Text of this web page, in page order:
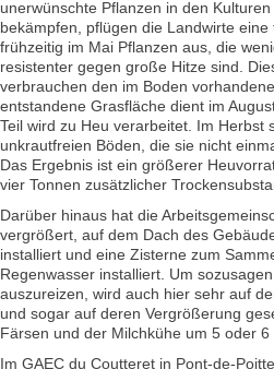
unerwünschte Pflanzen in den
bekämpfen, pflügen die Landwirte
frühzeitig im Mai Pflanzen aus, die
resistenter gegen große Hitze sind.
verbrauchen den im Boden
entstandene Grasfläche dient im
Teil wird zu Heu verarbeitet. Im Herbst
unkrautfreien Böden, die sie nicht
Das Ergebnis ist ein größerer
vier Tonnen zusätzlicher
Darüber hinaus hat die
vergrößert, auf dem Dach des
installiert und eine Zisterne zum
Regenwasser installiert. Um
auszureizen, wird auch hier sehr auf
und sogar auf deren Vergrößerung
Färsen und der Milchkühe um 5 oder 6
Im GAEC du Coutteret in Pont-de-